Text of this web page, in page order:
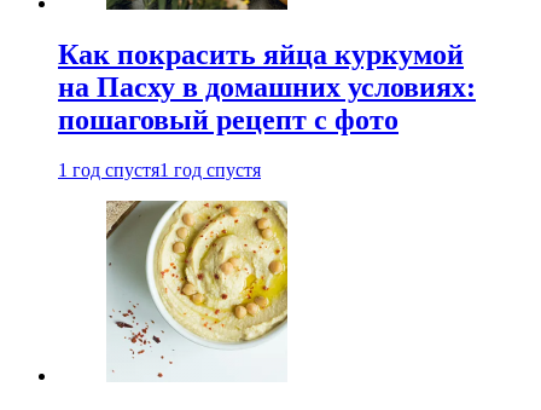
Как покрасить яйца куркумой
на Пасху в домашних условиях:
пошаговый рецепт с фото
1 год спустя1 год спустя